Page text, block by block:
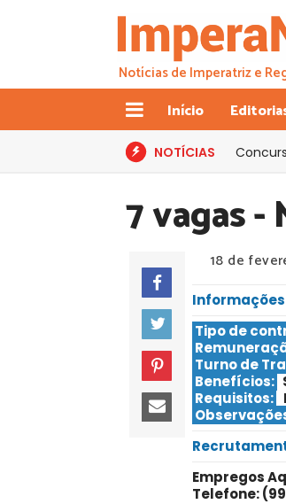
Notícias de Imperatriz e
Início
NOTÍCIAS
7 vagas
18 de
Tipo de
Turno de
Benefícios:
Requisitos:
Empregos
Telefone: